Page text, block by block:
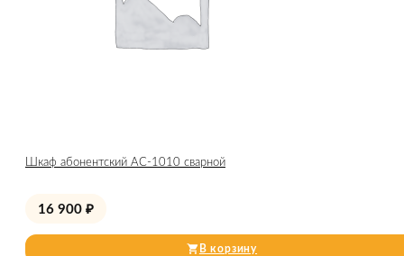
Шкаф абонентский АС-1010 сварной
16 900 ₽
В корзину